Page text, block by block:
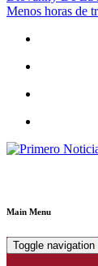
Menos horas de
Main Menu
Toggle navigation